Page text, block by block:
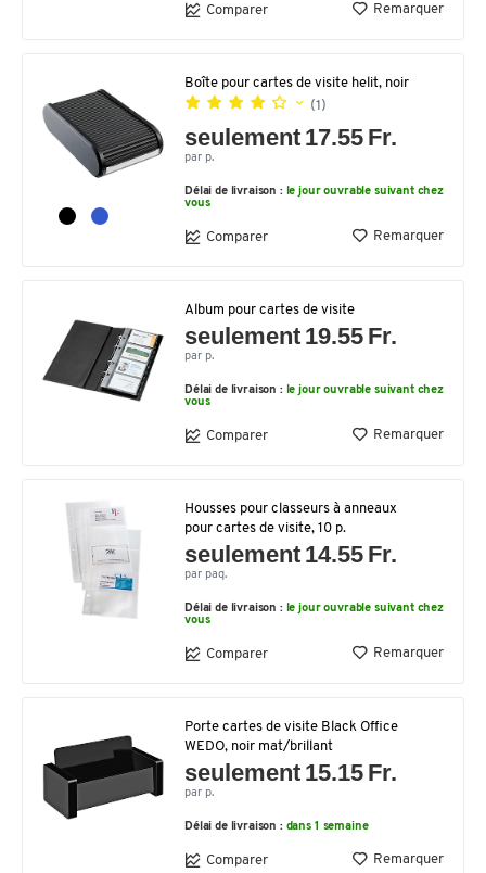
Comparer Remarquer
Boîte pour cartes de visite helit, noir
(1)
seulement 17.55 Fr.
par p.
Délai de livraison : le jour ouvrable suivant chez
vous
Comparer Remarquer
Album pour cartes de visite
seulement 19.55 Fr.
par p.
Délai de livraison : le jour ouvrable suivant chez
vous
Comparer Remarquer
Housses pour classeurs à anneaux
pour cartes de visite, 10 p.
seulement 14.55 Fr.
par paq.
Délai de livraison : le jour ouvrable suivant chez
vous
Comparer Remarquer
Porte cartes de visite Black Office
WEDO, noir mat/brillant
seulement 15.15 Fr.
par p.
Délai de livraison : dans 1 semaine
Comparer Remarquer